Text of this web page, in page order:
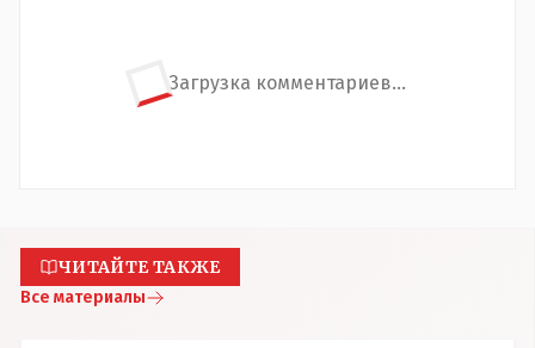
Загрузка комментариев...
ЧИТАЙТЕ ТАКЖЕ
Все материалы